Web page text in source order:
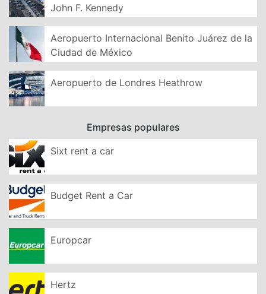
John F. Kennedy
Aeropuerto Internacional Benito Juárez de la
Ciudad de México
Aeropuerto de Londres Heathrow
Empresas populares
Sixt rent a car
Budget Rent a Car
Europcar
Hertz